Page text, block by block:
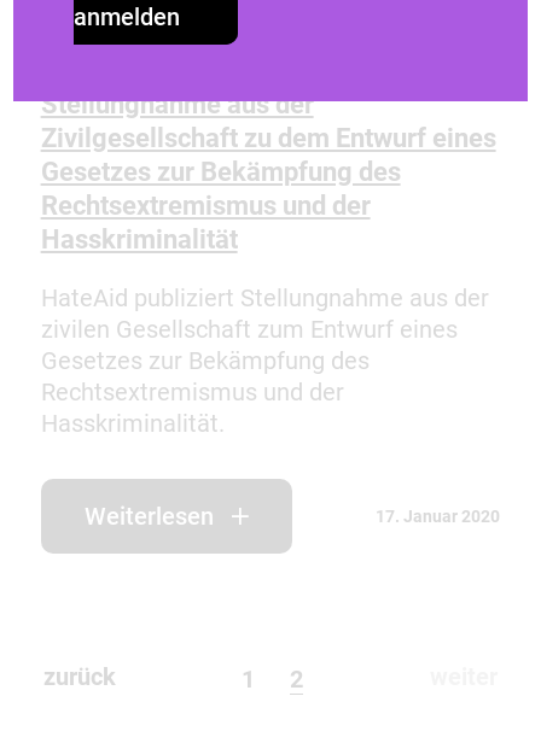
Stellungnahme aus der
Zivilgesellschaft zu dem Entwurf eines
Gesetzes zur Bekämpfung des
Rechtsextremismus und der
Hasskriminalität
HateAid publiziert Stellungnahme aus der
zivilen Gesellschaft zum Entwurf eines
Gesetzes zur Bekämpfung des
Rechtsextremismus und der
Hasskriminalität.
Weiterlesen 17. Januar 2020
zurück 1 2
anmelden